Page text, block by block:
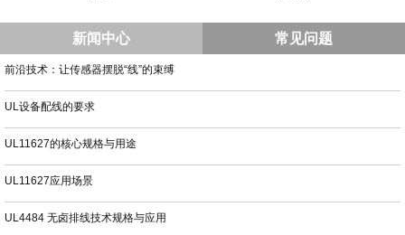
新闻中心 常见问题
前沿技术：让传感器摆脱“线”的束缚
UL设备配线的要求
UL11627的核心规格与用途
UL11627应用场景
UL4484 无卤排线技术规格与应用